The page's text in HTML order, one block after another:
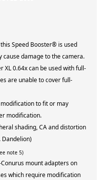
Speed Booster® is used
cause damage to the camera.
XL 0.64x can be used with full-
are unable to cover full-
modification to fit or may
modification.
shading, CA and distortion
Dandelion)
note 5)
mount adapters on
which require modification